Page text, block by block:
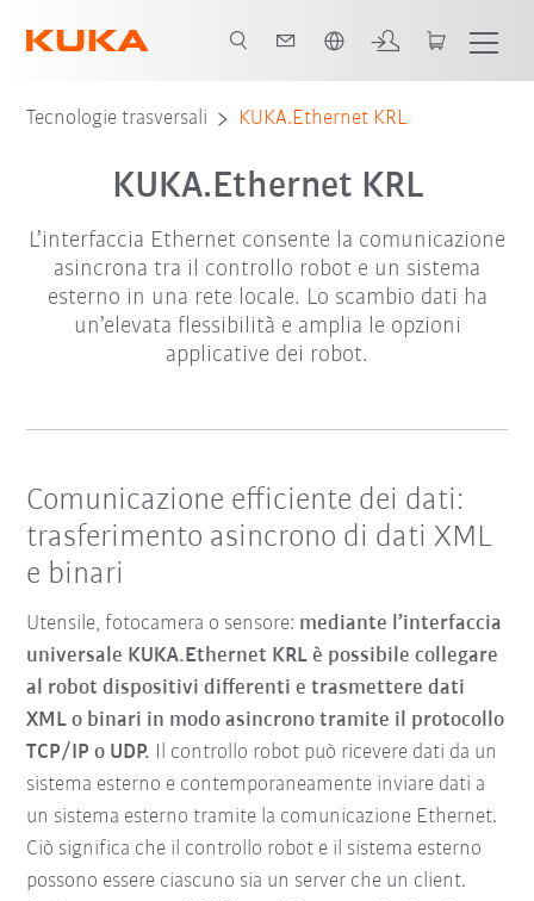
Tecnologie trasversali KUKA.Ethernet KRL
KUKA.Ethernet KRL
L’interfaccia Ethernet consente la comunicazione
asincrona tra il controllo robot e un sistema
esterno in una rete locale. Lo scambio dati ha
un’elevata flessibilità e amplia le opzioni
applicative dei robot.
Comunicazione efficiente dei dati:
trasferimento asincrono di dati XML
e binari
Utensile, fotocamera o sensore: mediante l’interfaccia
universale KUKA.Ethernet KRL è possibile collegare
al robot dispositivi differenti e trasmettere dati
XML o binari in modo asincrono tramite il protocollo
TCP/IP o UDP. Il controllo robot può ricevere dati da un
sistema esterno e contemporaneamente inviare dati a
un sistema esterno tramite la comunicazione Ethernet.
Ciò significa che il controllo robot e il sistema esterno
possono essere ciascuno sia un server che un client.